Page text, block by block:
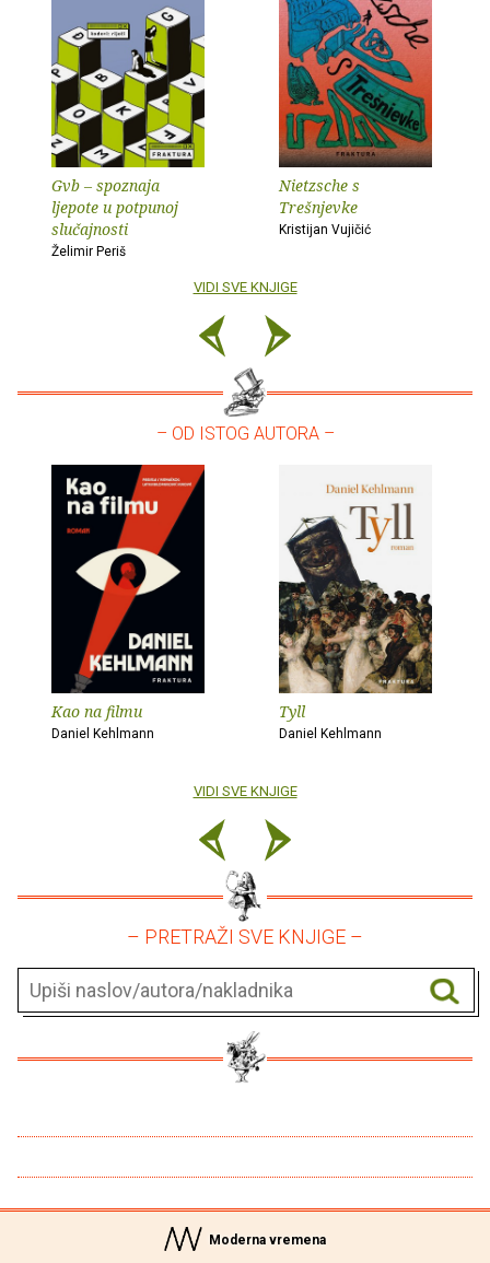
Gvb – spoznaja
ljepote u potpunoj
slučajnosti
Želimir Periš
Nietzsche s
Trešnjevke
Kristijan Vujičić
VIDI SVE KNJIGE
– OD ISTOG AUTORA –
Kao na filmu
Daniel Kehlmann
Tyll
Daniel Kehlmann
VIDI SVE KNJIGE
– PRETRAŽI SVE KNJIGE –
Moderna vremena